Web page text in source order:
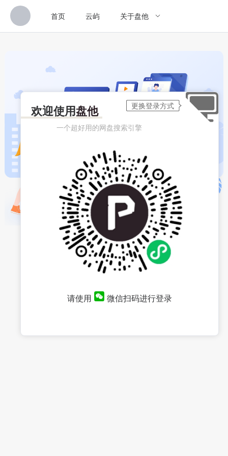
首页 云屿 关于盘他
欢迎使用盘他
一个超好用的网盘搜索引擎
请使用 微信扫码进行登录